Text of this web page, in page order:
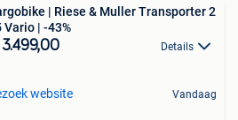
| Riese & Muller Transporter 2
Vario | -43%
Details
website Vandaag